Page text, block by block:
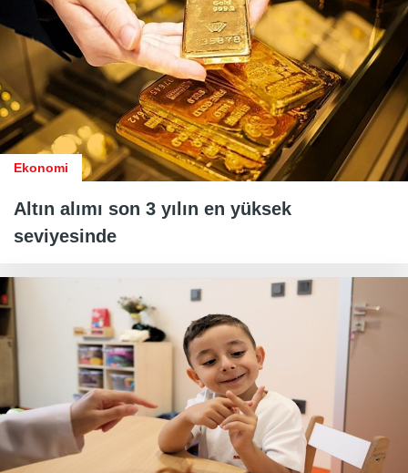
Ekonomi
Altın alımı son 3 yılın en yüksek
seviyesinde